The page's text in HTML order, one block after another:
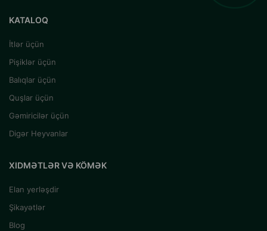
KATALOQ
İtlər üçün
Pişiklər üçün
Balıqlar üçün
Quşlar üçün
Gəmiricilər üçün
Digər Heyvanlar
XIDMƏTLƏR VƏ KÖMƏK
Elan yerləşdir
Şikayətlər
Blog